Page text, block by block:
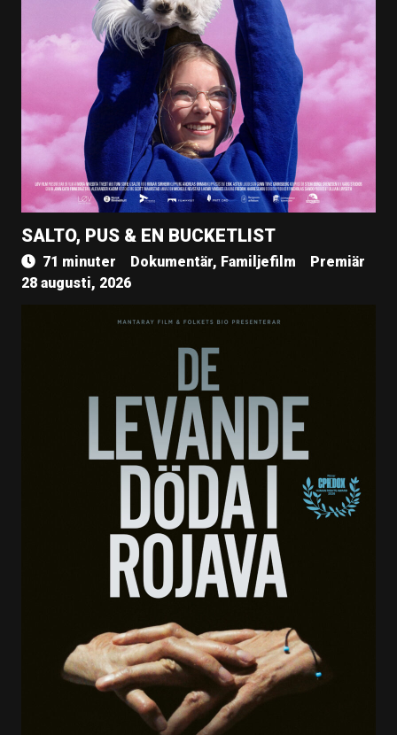
SALTO, PUS & EN BUCKETLIST
71 minuter Dokumentär, Familjefilm
Premiär
28 augusti, 2026